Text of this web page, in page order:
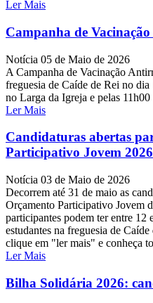
Ler Mais
Campanha de
Notícia 05 de Maio de 2026
A Campanha de Vacinação
freguesia de Caíde de Rei no
no Larga da Igreja e pelas 11h00
Ler Mais
Candidaturas abertas
Participativo Jovem 2026
Notícia 03 de Maio de 2026
Decorrem até 31 de maio as
Orçamento Participativo Jovem
participantes podem ter entre 12
estudantes na freguesia de
clique em "ler mais" e conheça
Ler Mais
Bilha Solidária 2026: